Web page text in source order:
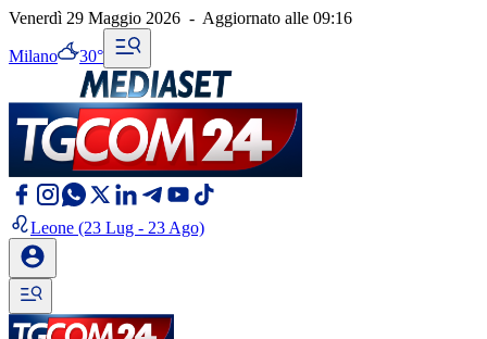
Venerdì 29 Maggio 2026 - Aggiornato alle 09:16
Milano 30°
Leone (23 Lug - 23 Ago)